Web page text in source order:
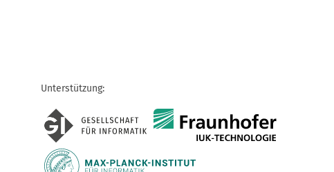
Unterstützung: